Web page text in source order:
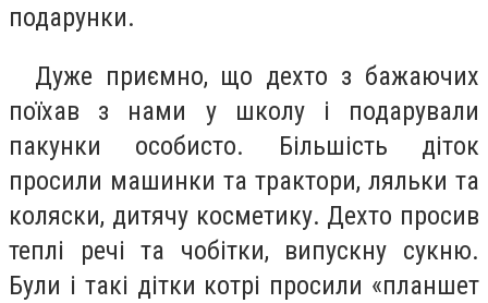
подарунки.
Дуже приємно, що дехто з бажаючих
поїхав з нами у школу і подарували
пакунки особисто. Більшість діток
просили машинки та трактори, ляльки та
коляски, дитячу косметику. Дехто просив
теплі речі та чобітки, випускну сукню.
Були і такі дітки котрі просили «планшет